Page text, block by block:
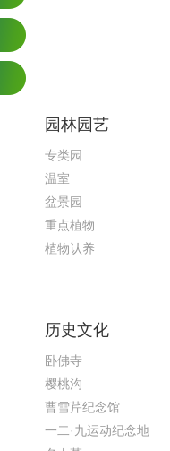
园林园艺
专类园
温室
盆景园
重点植物
植物认养
历史文化
卧佛寺
樱桃沟
曹雪芹纪念馆
一二·九运动纪念地